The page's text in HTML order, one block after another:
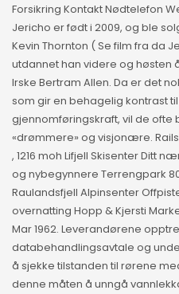
Forsikring Kontakt Nødtelefon
Jericho er født i 2009, og ble
Kevin Thornton ( Se film fra da
utdannet han videre og høsten
Irske Bertram Allen. Da er det
som gir en behagelig kontrast
gjennomføringskraft, vil de ofte
«drømmere» og visjonære.
, 1216 moh Lifjell Skisenter Ditt
og nybegynnere Terrengpark
Raulandsfjell Alpinsenter
overnatting Hopp & Kjersti
Mar 1962. Leverandørene
databehandlingsavtale og
å sjekke tilstanden til rørene
denne måten å unngå